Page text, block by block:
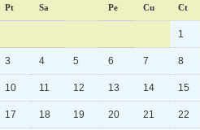
Pt Sa Pe Cu Ct
1
3 4 5 6 7 8
10 11 12 13 14 15
17 18 19 20 21 22